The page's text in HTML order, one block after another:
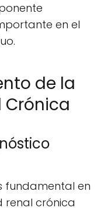
en el
de la
Crónica
fundamental en
renal crónica